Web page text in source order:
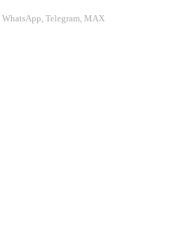
WhatsApp, Telegram, MAX